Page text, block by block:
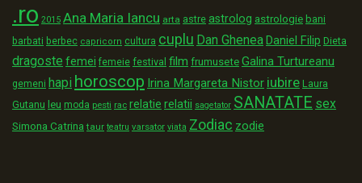
.ro 2015 Ana Maria Iancu arta astre astrolog astrologie bani
barbati berbec capricorn cultura cuplu Dan GheneaDaniel Filip Dieta
dragoste femei femeie festival film frumusete Galina Turtureanu
gemeni hapi horoscop Irina Margareta Nistor iubire Laura
Gutanu leu moda pesti rac relatie relatii sagetator SANATATE sex
Simona Catrina taur teatru varsator viata Zodiac zodie